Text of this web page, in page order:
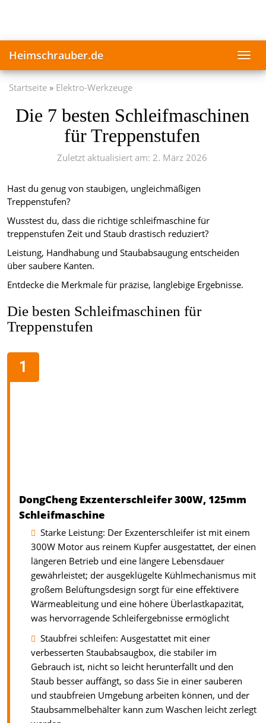
Heimschrauber.de
Startseite Elektro-Werkzeuge
Die 7 besten Schleifmaschinen
für Treppenstufen
Zuletzt aktualisiert am: 2. März 2026
Hast du genug von staubigen, ungleichmäßigen
Treppenstufen?
Wusstest du, dass die richtige schleifmaschine für
treppenstufen Zeit und Staub drastisch reduziert?
Leistung, Handhabung und Staubabsaugung entscheiden
über saubere Kanten.
Entdecke die Merkmale für präzise, langlebige Ergebnisse.
Die besten Schleifmaschinen für
Treppenstufen
DongCheng Exzenterschleifer 300W, 125mm
Schleifmaschine
Starke Leistung: Der Exzenterschleifer ist mit einem
300W Motor aus reinem Kupfer ausgestattet, der einen
längeren Betrieb und eine längere Lebensdauer
gewährleistet; der ausgeklügelte Kühlmechanismus mit
großem Belüftungsdesign sorgt für eine effektivere
Wärmeableitung und eine höhere Überlastkapazität,
was hervorragende Schleifergebnisse ermöglicht
Staubfrei schleifen: Ausgestattet mit einer
verbesserten Staubabsaugbox, die stabiler im
Gebrauch ist, nicht so leicht herunterfällt und den
Staub besser auffängt, so dass Sie in einer sauberen
und staubfreien Umgebung arbeiten können, und der
Staubsammelbehälter kann zum Waschen leicht zerlegt